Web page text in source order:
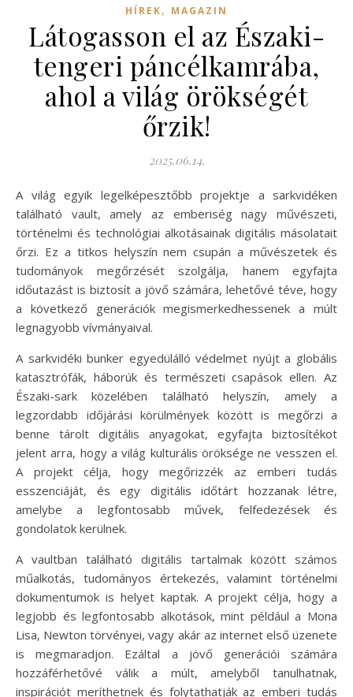
HÍREK, MAGAZIN
Látogasson el az Északi-
tengeri páncélkamrába,
ahol a világ örökségét
őrzik!
2025.06.14.
A világ egyik legelképesztőbb projektje a sarkvidéken
található vault, amely az emberiség nagy művészeti,
történelmi és technológiai alkotásainak digitális másolatait
őrzi. Ez a titkos helyszín nem csupán a művészetek és
tudományok megőrzését szolgálja, hanem egyfajta
időutazást is biztosít a jövő számára, lehetővé téve, hogy
a következő generációk megismerkedhessenek a múlt
legnagyobb vívmányaival.
A sarkvidéki bunker egyedülálló védelmet nyújt a globális
katasztrófák, háborúk és természeti csapások ellen. Az
Északi-sark közelében található helyszín, amely a
legzordabb időjárási körülmények között is megőrzi a
benne tárolt digitális anyagokat, egyfajta biztosítékot
jelent arra, hogy a világ kulturális öröksége ne vesszen el.
A projekt célja, hogy megőrizzék az emberi tudás
esszenciáját, és egy digitális időtárt hozzanak létre,
amelybe a legfontosabb művek, felfedezések és
gondolatok kerülnek.
A vaultban található digitális tartalmak között számos
műalkotás, tudományos értekezés, valamint történelmi
dokumentumok is helyet kaptak. A projekt célja, hogy a
legjobb és legfontosabb alkotások, mint például a Mona
Lisa, Newton törvényei, vagy akár az internet első üzenete
is megmaradjon. Ezáltal a jövő generációi számára
hozzáférhetővé válik a múlt, amelyből tanulhatnak,
inspirációt meríthetnek és folytathatják az emberi tudás